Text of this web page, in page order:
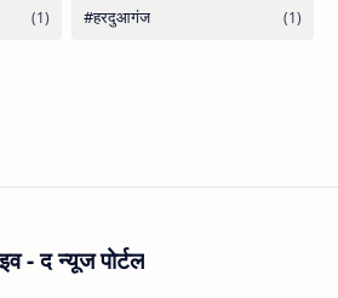
- द न्यूज पोर्टल